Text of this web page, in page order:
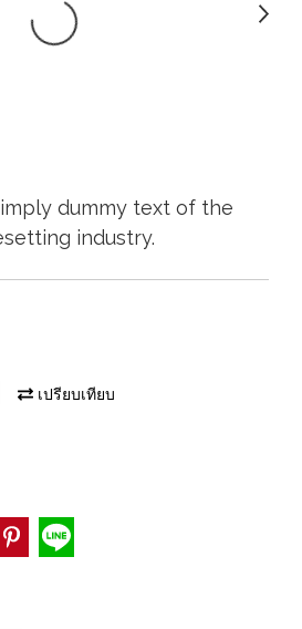
dummy text of the
industry.
เปรียบเทียบ